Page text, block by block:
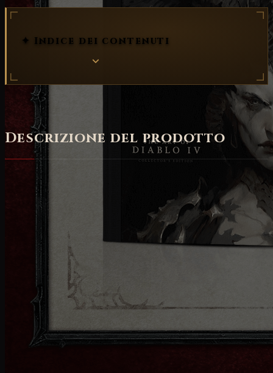
✦ Indice dei contenuti
Descrizione del prodotto
Mentre la minaccia di Lilith incombe su Sanctuary,
avrete bisogno di ogni strumento a portata di mano
per combattere i mali che vi attendono. Con questo
leggendario Cofanetto da collezione limitato, potrete
acquisire la vasta conoscenza necessaria per
uccidere tutti i demoni che incontrerete sul vostro
cammino. Affrettatevi a combattere, perché il destino
di Sanctuary dipende da questo!